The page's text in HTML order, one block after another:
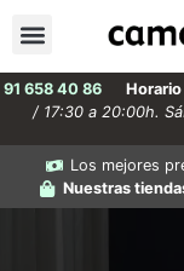
91 658 40 86
/ 17:30 a 20:00h.
Los mejores
Nuestras